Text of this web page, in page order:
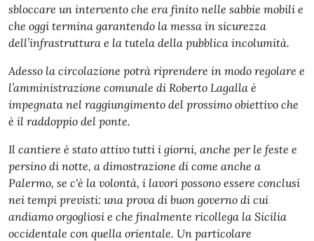
sbloccare un intervento che era finito nelle sabbie mobili e
che oggi termina garantendo la messa in sicurezza
dell’infrastruttura e la tutela della pubblica incolumità.
Adesso la circolazione potrà riprendere in modo regolare e
l’amministrazione comunale di Roberto Lagalla è
impegnata nel raggiungimento del prossimo obiettivo che
è il raddoppio del ponte.
Il cantiere è stato attivo tutti i giorni, anche per le feste e
persino di notte, a dimostrazione di come anche a
Palermo, se c'è la volontà, i lavori possono essere conclusi
nei tempi previsti: una prova di buon governo di cui
andiamo orgogliosi e che finalmente ricollega la Sicilia
occidentale con quella orientale. Un particolare